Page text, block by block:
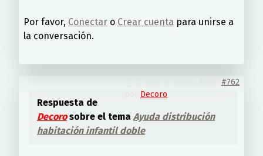
Por favor, Conectar o Crear cuenta para unirse a
la conversación.
#762
Decoro
Respuesta de
Decorosobre el tema Ayuda distribución
habitación infantil doble